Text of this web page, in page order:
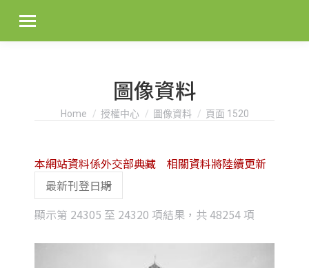
圖像資料
You are here:
Home 授權中心 圖像資料 頁面 1520
顯示第 24305 至 24320 項結果，共 48254 項
latest
本網站資料係外交部典藏 相關資料將陸續更新